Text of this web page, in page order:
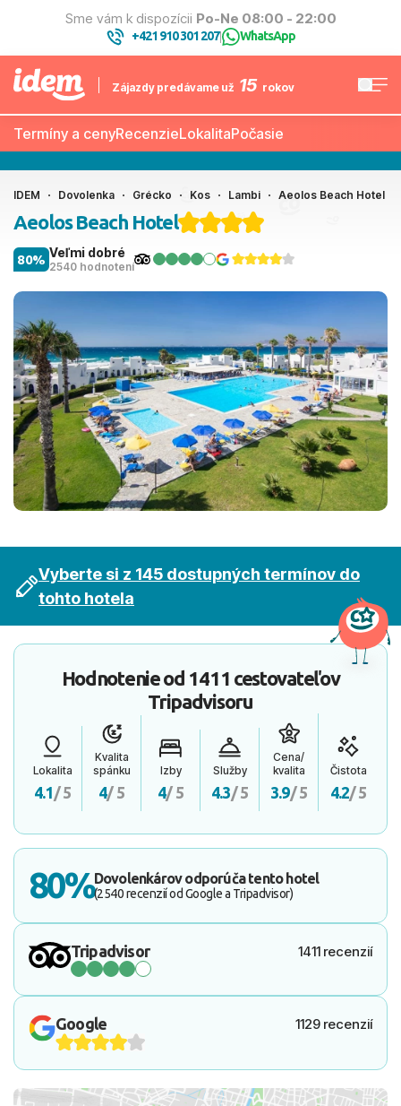
Sme vám k dispozícii Po-Ne 08:00 - 22:00
+421 910 301 207| WhatsApp
Zájazdy predávame už 15 rokov
Termíny a cenyRecenzieLokalitaPočasie
IDEM Dovolenka Grécko Kos Lambi Aeolos Beach Hotel
Aeolos Beach Hotel
Veľmi dobré
2540 hodnotení
80%
Vyberte si z 145 dostupných termínov do
tohto hotela
Hodnotenie od 1411 cestovateľov
Tripadvisoru
Lokalita
4.1/ 5
Kvalita
spánku
4/ 5
Izby
4/ 5
Služby
4.3/ 5
Cena/
kvalita
3.9/ 5
Čistota
4.2/ 5
80%Dovolenkárov odporúča tento hotel
(2540 recenzií od Google a Tripadvisor)
Tripadvisor 1411 recenzií
Google 1129 recenzií